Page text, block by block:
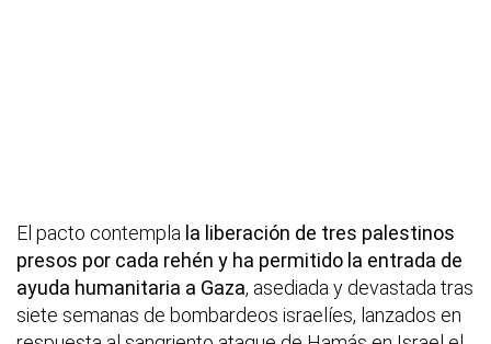
El pacto contempla la liberación de tres palestinos
presos por cada rehén y ha permitido la entrada de
ayuda humanitaria a Gaza, asediada y devastada tras
siete semanas de bombardeos israelíes, lanzados en